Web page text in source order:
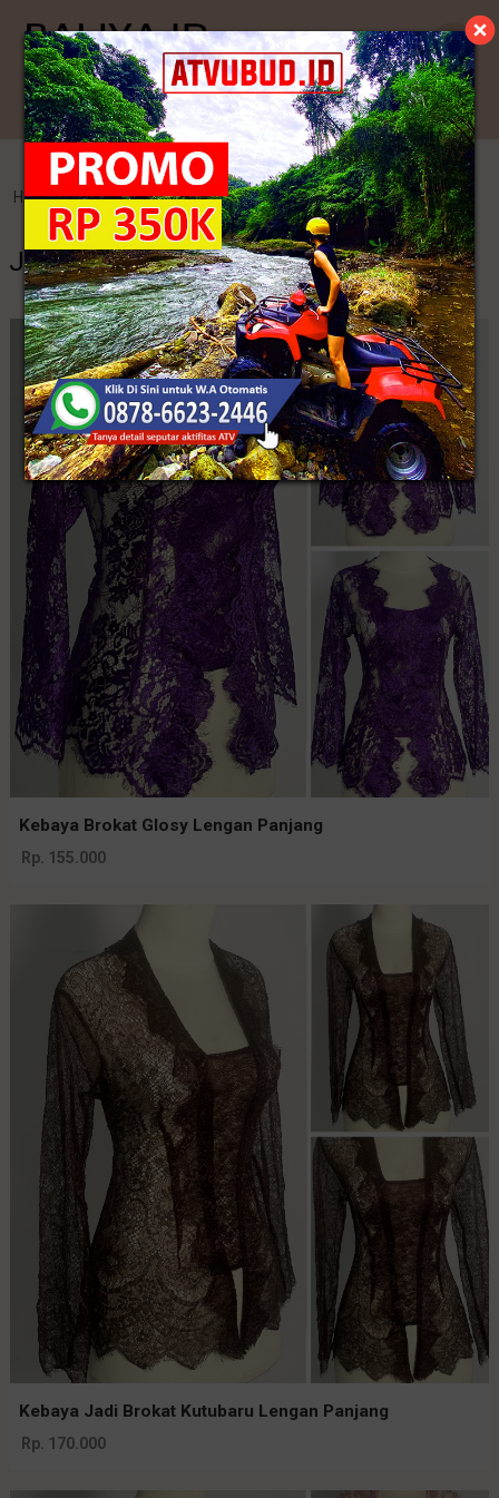
Kategori
Home >Kebaya Jadi >Jual Seragam Kebaya Keluarga
Jual Seragam Kebaya Keluarga
Kebaya Brokat Glosy Lengan Panjang
Rp. 155.000
Kebaya Jadi Brokat Kutubaru Lengan Panjang
Rp. 170.000